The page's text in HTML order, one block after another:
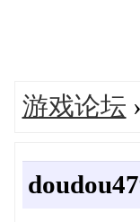
游戏论坛 ›